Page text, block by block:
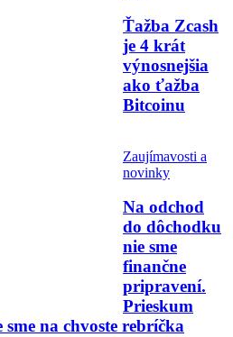
Ťažba Zcash
je 4 krát
výnosnejšia
ako ťažba
Bitcoinu
Zaujímavosti a
novinky
Na odchod
do dôchodku
nie sme
finančne
pripravení.
Prieskum
na chvoste rebríčka